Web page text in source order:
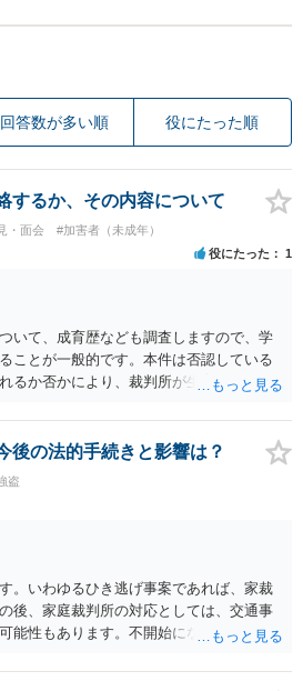
回答数が多い順 役にたった順
するか、その内容について
・面会 #加害者（未成年）
役にたった 1
いて、成育歴なども調査しますので、学
ことが一般的です。本件は否認している
るか否かにより、裁判所が生育歴なども
ですから、その先の調査はないかと思い
。
後の法的手続きと影響は？
盗
。いわゆるひき逃げ事案であれば、家裁
後、家庭裁判所の対応としては、交通事
能性もあります。不開始になるかどうか